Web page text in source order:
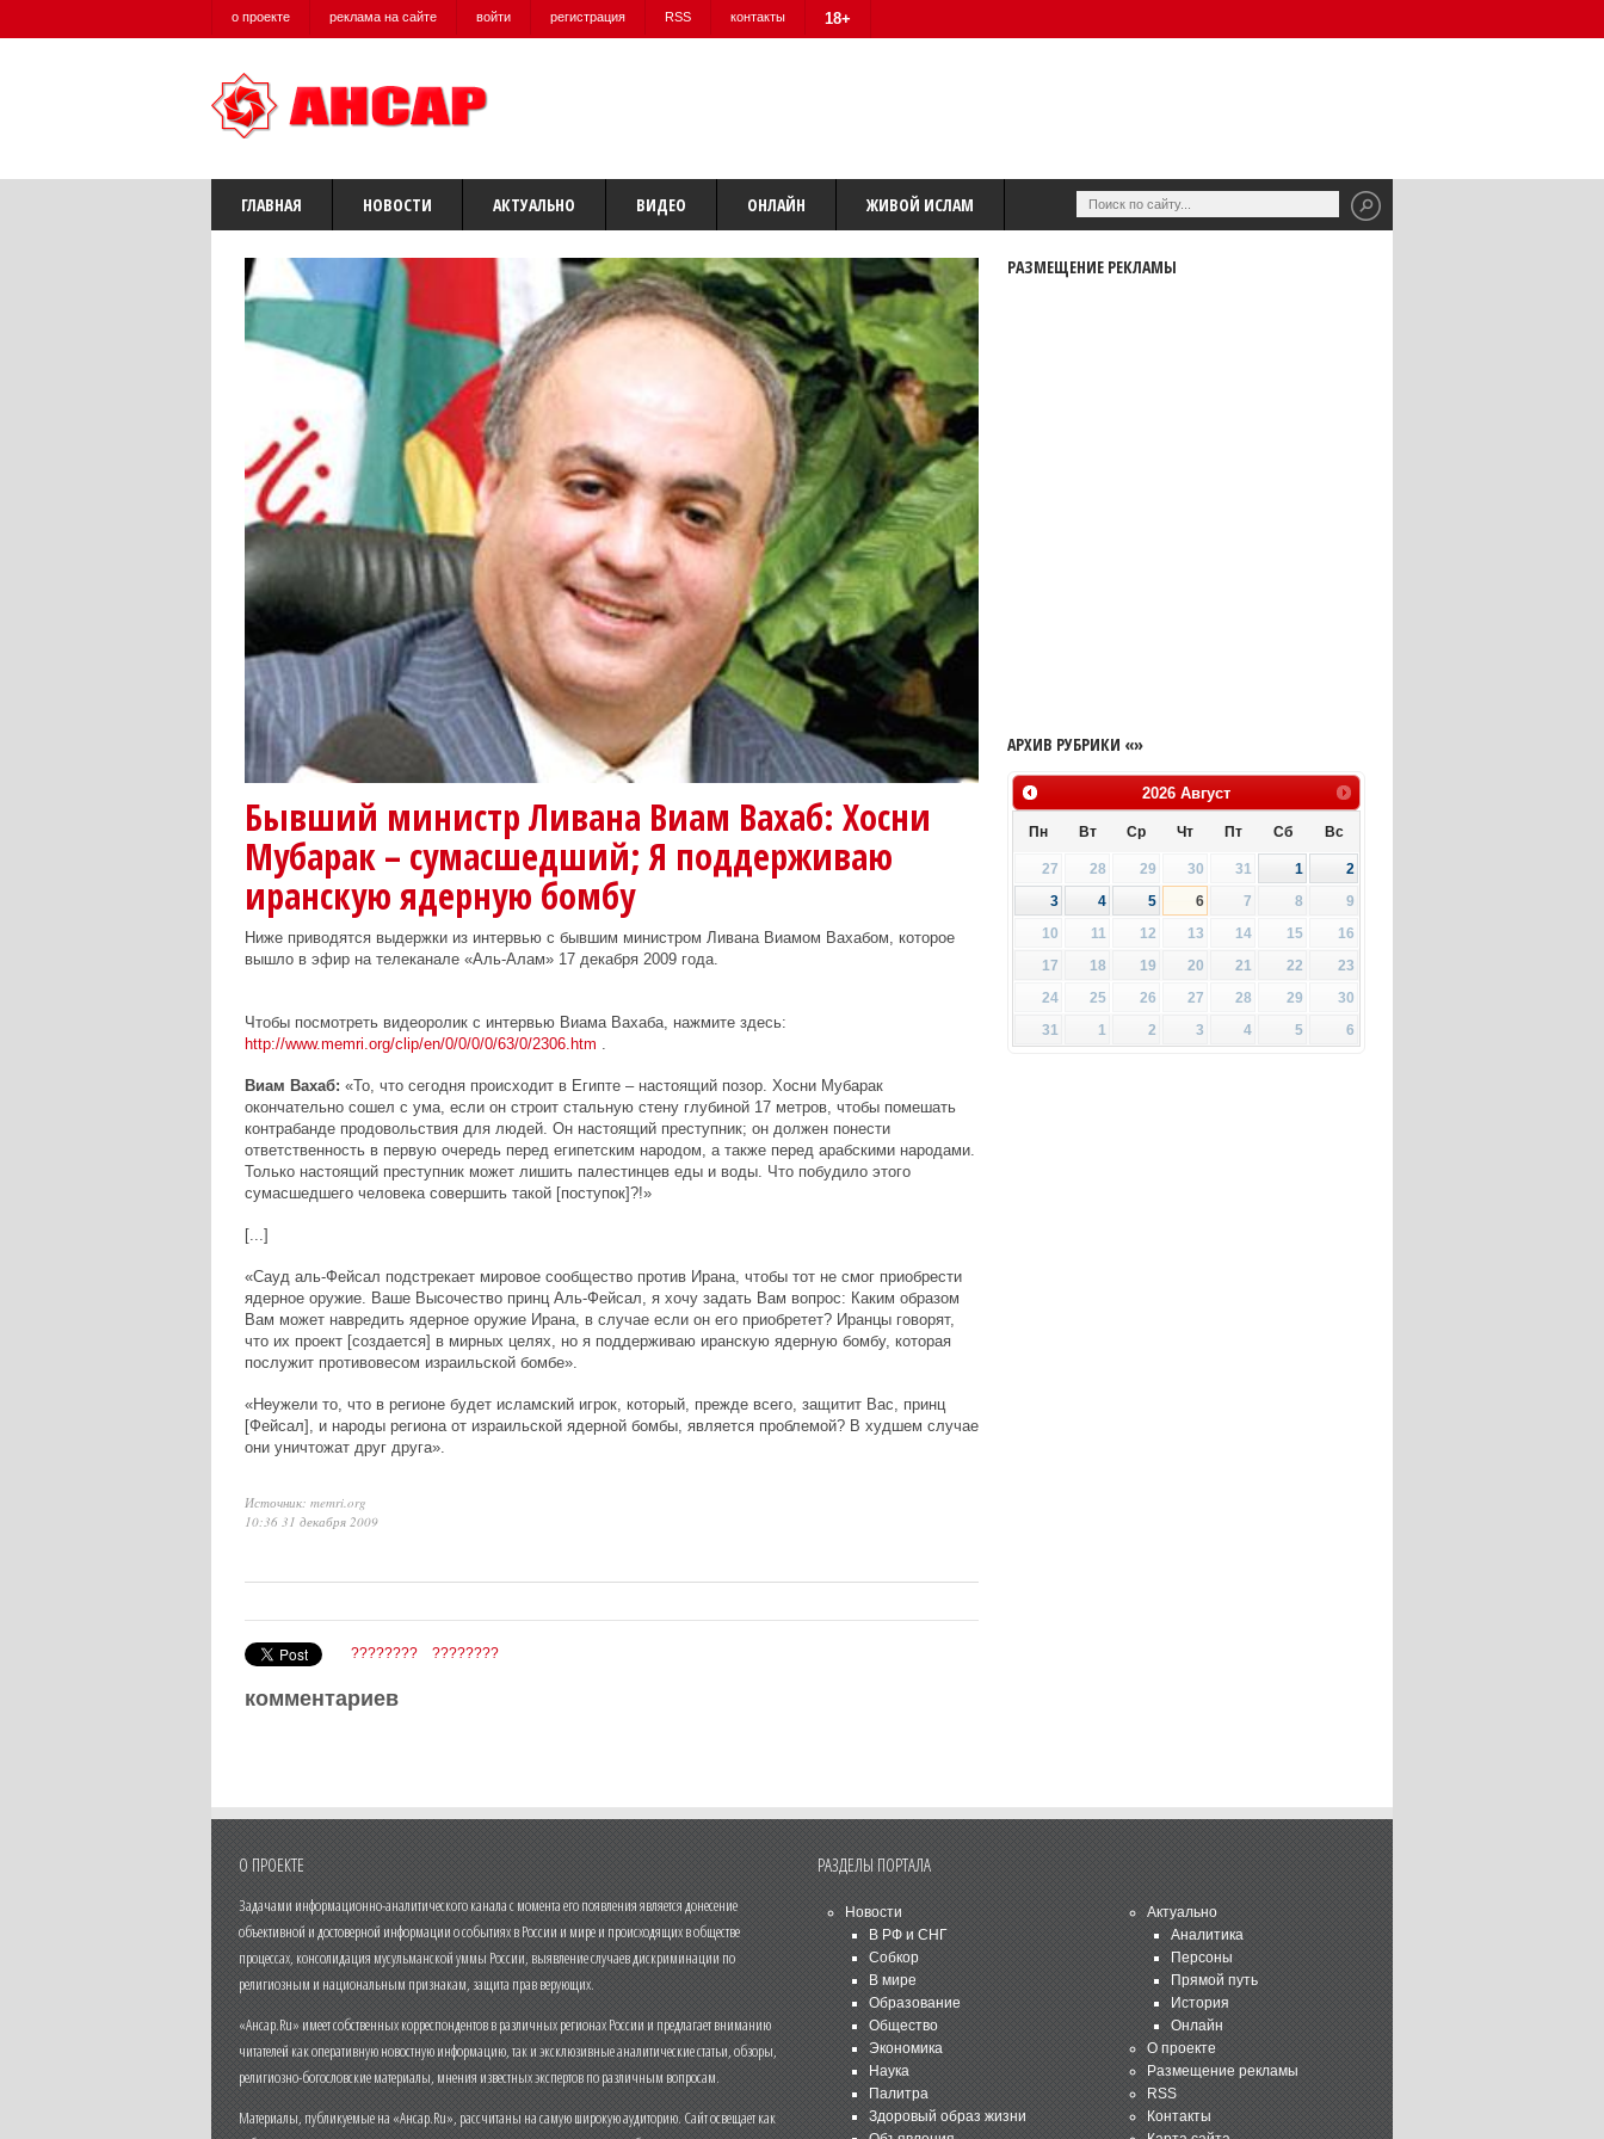
о проекте реклама на сайте войти регистрация RSS контакты 18+
ГЛАВНАЯ НОВОСТИ АКТУАЛЬНО ВИДЕО ОНЛАЙН ЖИВОЙ ИСЛАМ
Бывший министр Ливана Виам Вахаб: Хосни
Мубарак – сумасшедший; Я поддерживаю
иранскую ядерную бомбу
Ниже приводятся выдержки из интервью с бывшим министром Ливана Виамом Вахабом, которое
вышло в эфир на телеканале «Аль-Алам» 17 декабря 2009 года.
Чтобы посмотреть видеоролик с интервью Виама Вахаба, нажмите здесь:
http://www.memri.org/clip/en/0/0/0/0/63/0/2306.htm
Виам Вахаб: «То, что сегодня происходит в Египте – настоящий позор. Хосни Мубарак
окончательно сошел с ума, если он строит стальную стену глубиной 17 метров, чтобы помешать
контрабанде продовольствия для людей. Он настоящий преступник; он должен понести
ответственность в первую очередь перед египетским народом, а также перед арабскими народами.
Только настоящий преступник может лишить палестинцев еды и воды. Что побудило этого
сумасшедшего человека совершить такой [поступок]?!»
[...]
«Сауд аль-Фейсал подстрекает мировое сообщество против Ирана, чтобы тот не смог приобрести
ядерное оружие. Ваше Высочество принц Аль-Фейсал, я хочу задать Вам вопрос: Каким образом
Вам может навредить ядерное оружие Ирана, в случае если он его приобретет? Иранцы говорят,
что их проект [создается] в мирных целях, но я поддерживаю иранскую ядерную бомбу, которая
послужит противовесом израильской бомбе».
«Неужели то, что в регионе будет исламский игрок, который, прежде всего, защитит Вас, принц
[Фейсал], и народы региона от израильской ядерной бомбы, является проблемой? В худшем случае
они уничтожат друг друга».
Источник: memri.org
10:36 31 декабря 2009
???????? ????????
комментариев
РАЗМЕЩЕНИЕ РЕКЛАМЫ
АРХИВ РУБРИКИ «»
2026 Август
Пн Вт Ср Чт Пт Сб Вс
27 28 29 30 31 1
2
3
4 5 6 7 8
9
10
11 12 13 14 15
16
17
18 19 20 21 22
23
24
25 26 27 28 29
30
31
1 2 3 4 5 6
О ПРОЕКТЕ
Задачами информационно-аналитического канала с момента его появления является донесение
объективной и достоверной информации о событиях в России и мире и происходящих в обществе
процессах, консолидация мусульманской уммы России, выявление случаев дискриминации по
религиозным и национальным признакам, защита прав верующих.
«Ансар.Ru» имеет собственных корреспондентов в различных регионах России и предлагает вниманию
читателей как оперативную новостную информацию, так и эксклюзивные аналитические статьи, обзоры,
религиозно-богословские материалы, мнения известных экспертов по различным вопросам.
Материалы, публикуемые на «Ансар.Ru», рассчитаны на самую широкую аудиторию. Сайт освещает как
РАЗДЕЛЫ ПОРТАЛА
Новости
В РФ и СНГ
Собкор
В мире
Образование
Общество
Экономика
Наука
Палитра
Здоровый образ жизни
Актуально
Аналитика
Персоны
Прямой путь
История
Онлайн
О проекте
Размещение рекламы
RSS
Контакты